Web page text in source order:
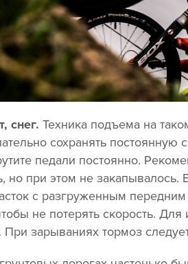
снег. Техника подъема на
сохранять
педали постоянно.
но при этом не
с разгруженным
не потерять скорость.
зарываниях тормоз следует